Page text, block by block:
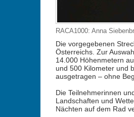
RACA1000: Anna
Die vorgegebenen
Österreichs. Zur
14.000 Höhenmetern
und 500 Kilometer und
ausgetragen – ohne
Die Teilnehmerinnen
Landschaften und
Nächten auf dem Rad